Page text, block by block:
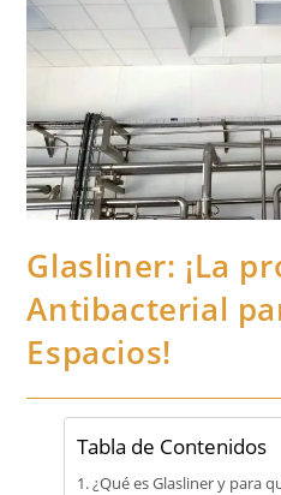
Glasliner: ¡La
Antibacterial
Espacios!
Tabla de Contenidos
¿Qué es Glasliner y para